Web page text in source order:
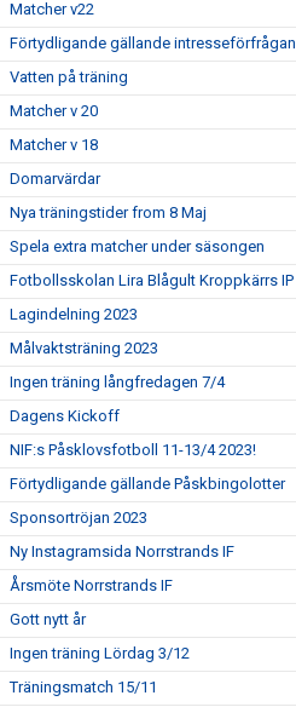
Matcher v22
Förtydligande gällande intresseförfrågan
Vatten på träning
Matcher v 20
Matcher v 18
Domarvärdar
Nya träningstider from 8 Maj
Spela extra matcher under säsongen
Fotbollsskolan Lira Blågult Kroppkärrs IP
Lagindelning 2023
Målvaktsträning 2023
Ingen träning långfredagen 7/4
Dagens Kickoff
NIF:s Påsklovsfotboll 11-13/4 2023!
Förtydligande gällande Påskbingolotter
Sponsortröjan 2023
Ny Instagramsida Norrstrands IF
Årsmöte Norrstrands IF
Gott nytt år
Ingen träning Lördag 3/12
Träningsmatch 15/11